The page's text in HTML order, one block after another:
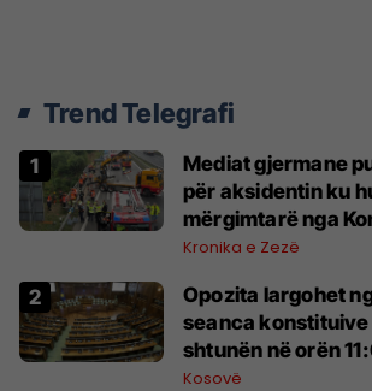
Trend Telegrafi
Mediat gjermane
për aksidentin ku
mërgimtarë nga
Ferizajt
Kronika e Zezë
Opozita largohet
seanca
shtunën në orën
Kosovë